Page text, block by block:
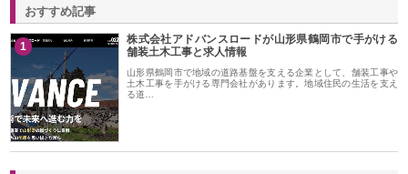
おすすめ記事
1
株式会社アドバンスロードが山形県鶴岡市で手がける
舗装土木工事と求人情報
山形県鶴岡市で地域の道路基盤を支える企業として、舗装工事や
土木工事を手がける専門会社があります。地域住民の生活を支え
る道…